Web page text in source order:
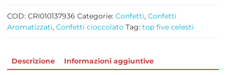
1
quantità
COD: CRI010137936 Categorie: Confetti, Confetti
Aromatizzati, Confetti cioccolato Tag: top five celesti
Descrizione Informazioni aggiuntive